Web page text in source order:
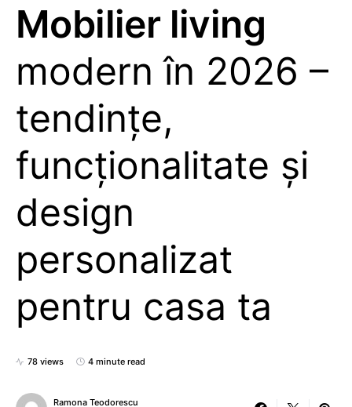
Mobilier living
modern în 2026 –
tendințe,
funcționalitate și
design
personalizat
pentru casa ta
78 views 4 minute read
Ramona Teodorescu